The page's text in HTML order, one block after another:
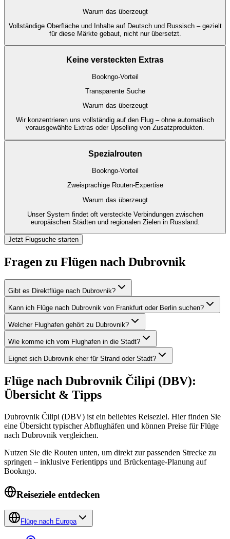
Warum das überzeugt
Vollständige Oberfläche und Inhalte auf Deutsch und Russisch – gezielt
für diese Märkte gebaut, nicht nur übersetzt.
Keine versteckten Extras
Bookngo-Vorteil
Transparente Suche
Warum das überzeugt
Wir konzentrieren uns vollständig auf den Flug – ohne automatisch
vorausgewählte Extras oder Upselling von Zusatzprodukten.
Spezialrouten
Bookngo-Vorteil
Zweisprachige Routen-Expertise
Warum das überzeugt
Unser System findet oft versteckte Verbindungen zwischen
europäischen Städten und regionalen Zielen in Russland.
Jetzt Flugsuche starten
Fragen zu Flügen nach Dubrovnik
Gibt es Direktflüge nach Dubrovnik?
Kann ich Flüge nach Dubrovnik von Frankfurt oder Berlin suchen?
Welcher Flughafen gehört zu Dubrovnik?
Wie komme ich vom Flughafen in die Stadt?
Eignet sich Dubrovnik eher für Strand oder Stadt?
Flüge nach Dubrovnik Čilipi (DBV):
Übersicht & Tipps
Dubrovnik Čilipi (DBV) ist ein beliebtes Reiseziel. Hier finden Sie
eine Übersicht typischer Abflughäfen und können Preise für Flüge
nach Dubrovnik vergleichen.
Nutzen Sie die Routen unten, um direkt zur passenden Strecke zu
springen – inklusive Ferientipps und Brückentage-Planung auf
Bookngo.
Reiseziele entdecken
Flüge nach Europa